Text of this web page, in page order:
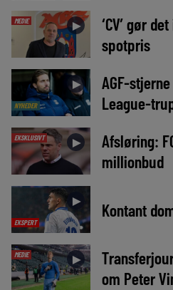
MEDIE ►
‘CV’ gør
spotpris
NYHEDER
►
AGF-
League-
EKSKLUSIVT ►
Afsløring:
millionbud
EKSPERT
► Kontant
MEDIE ►
om Peter